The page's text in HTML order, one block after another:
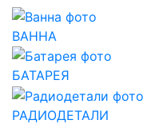
ВАННА
БАТАРЕЯ
РАДИОДЕТАЛИ